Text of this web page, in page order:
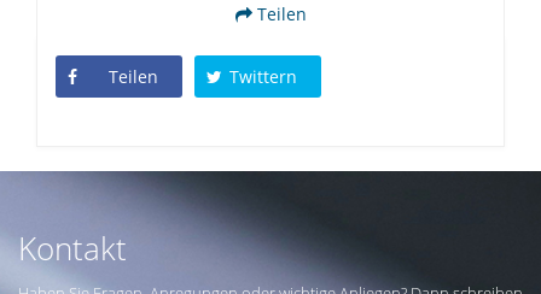
Teilen
Teilen Twittern
Kontakt